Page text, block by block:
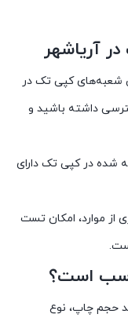
آریاشهر
شعبه‌های کپی تک در
داشته باشید و
شده در کپی تک دارای
از موارد، امکان تست
است؟
حجم چاپ، نوع